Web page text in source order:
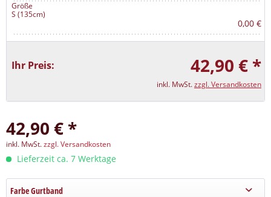
Größe
S (135cm)
0,00 €
Ihr Preis: 42,90 € *
inkl. MwSt.zzgl. Versandkosten
42,90 € *
inkl. MwSt.zzgl. Versandkosten
Lieferzeit ca. 7 Werktage
Farbe Gurtband